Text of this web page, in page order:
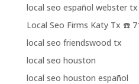
local seo español webster tx
Local Seo Firms Katy Tx ☎️
local seo friendswood tx
local seo houston
local seo houston español